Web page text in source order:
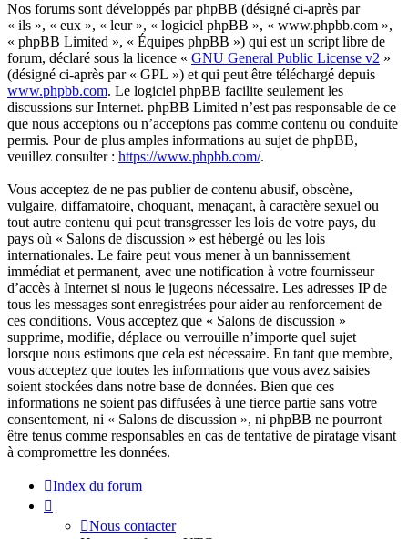
Nos forums sont développés par phpBB (désigné ci-après par
« ils », « eux », « leur », « logiciel phpBB », « www.phpbb.com »,
« phpBB Limited », « Équipes phpBB ») qui est un script libre de
forum, déclaré sous la licence « GNU General Public License v2 »
(désigné ci-après par « GPL ») et qui peut être téléchargé depuis
www.phpbb.com. Le logiciel phpBB facilite seulement les
discussions sur Internet. phpBB Limited n’est pas responsable de ce
que nous acceptons ou n’acceptons pas comme contenu ou conduite
permis. Pour de plus amples informations au sujet de phpBB,
veuillez consulter : https://www.phpbb.com/.
Vous acceptez de ne pas publier de contenu abusif, obscène,
vulgaire, diffamatoire, choquant, menaçant, à caractère sexuel ou
tout autre contenu qui peut transgresser les lois de votre pays, du
pays où « Salons de discussion » est hébergé ou les lois
internationales. Le faire peut vous mener à un bannissement
immédiat et permanent, avec une notification à votre fournisseur
d’accès à Internet si nous le jugeons nécessaire. Les adresses IP de
tous les messages sont enregistrées pour aider au renforcement de
ces conditions. Vous acceptez que « Salons de discussion »
supprime, modifie, déplace ou verrouille n’importe quel sujet
lorsque nous estimons que cela est nécessaire. En tant que membre,
vous acceptez que toutes les informations que vous avez saisies
soient stockées dans notre base de données. Bien que ces
informations ne soient pas diffusées à une tierce partie sans votre
consentement, ni « Salons de discussion », ni phpBB ne pourront
être tenus comme responsables en cas de tentative de piratage visant
à compromettre les données.
Index du forum
Nous contacter